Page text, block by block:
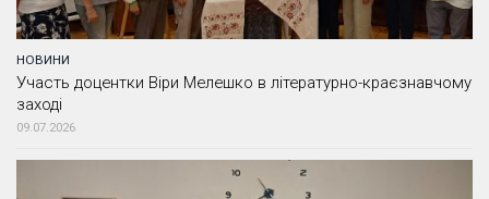
НОВИНИ
Участь доцентки Віри Мелешко в літературно-краєзнавчому
заході
09.07.2026